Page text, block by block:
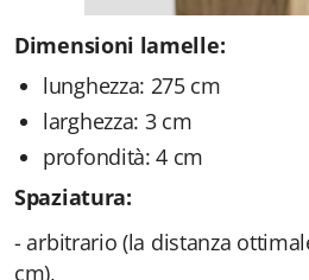
Dimensioni lamelle:
lunghezza: 275 cm
larghezza: 3 cm
profondità: 4 cm
Spaziatura:
- arbitrario (la distanza
cm),